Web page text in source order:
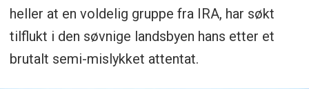
Sensur:15 år
Spilletid:1t. 46 min.
heller at en voldelig gruppe fra IRA, har søkt
tilflukt i den søvnige landsbyen hans etter et
brutalt semi-mislykket attentat.